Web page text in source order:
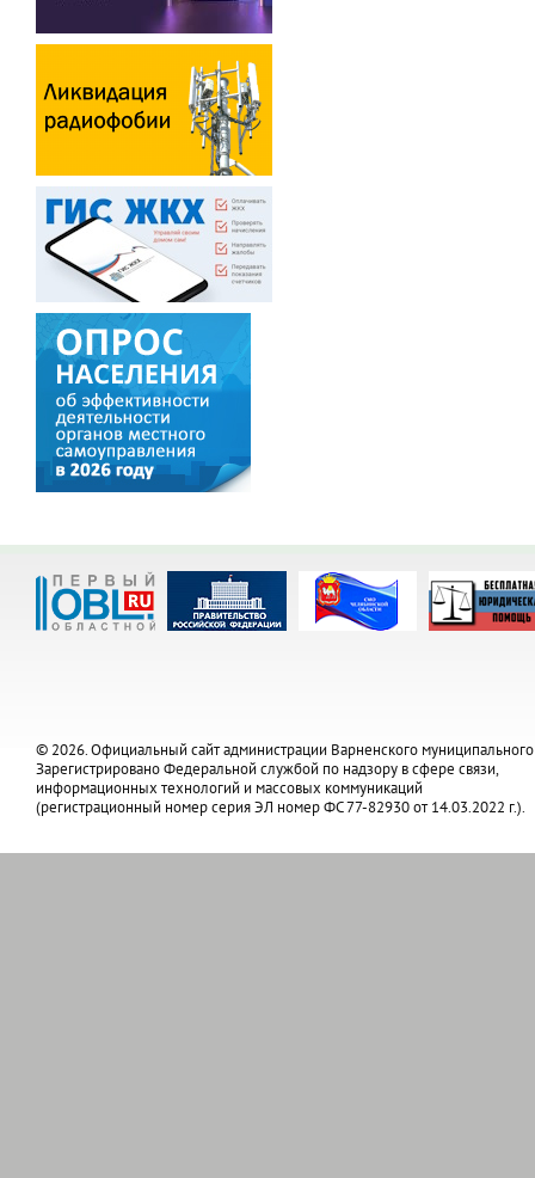
© 2026. Официальный сайт администрации Варненского муниципального
Зарегистрировано Федеральной службой по надзору в сфере связи,
информационных технологий и массовых коммуникаций
(регистрационный номер серия ЭЛ номер ФС 77-82930 от 14.03.2022 г.).